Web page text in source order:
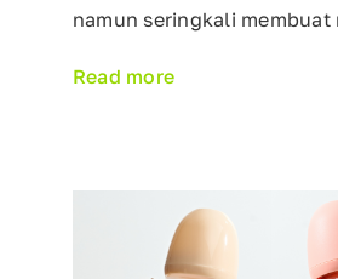
namun seringkali membuat
Read more